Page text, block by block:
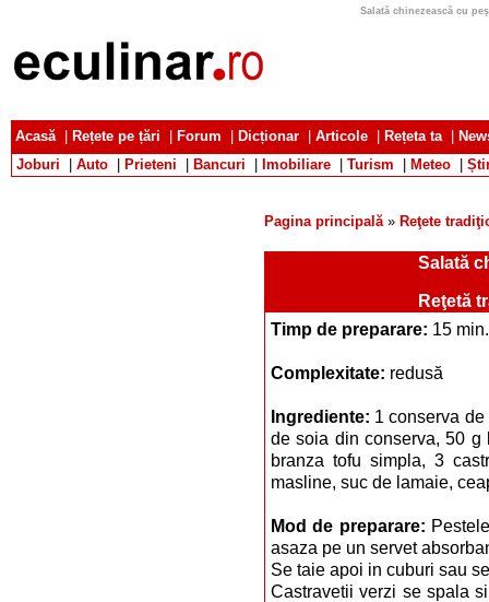
Salată chinezească cu
Acasă| Rețete pe țări Forum Dicționar Articole Rețeta ta|
Joburi
Auto Prieteni Bancuri Imobiliare Turism Meteo
Pagina principală» Reţete
Salată
Reţetă
Timp de preparare: 15 min.
Complexitate: redusă
Ingrediente: 1 conserva
de soia din conserva, 50 g
branza tofu simpla, 3
masline, suc de lamaie,
Mod de preparare:
asaza pe un servet
Se taie apoi in cuburi sau
Castravetii verzi se spala